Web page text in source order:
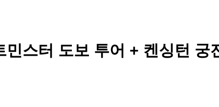
스터 도보 투어 + 켄싱턴 궁